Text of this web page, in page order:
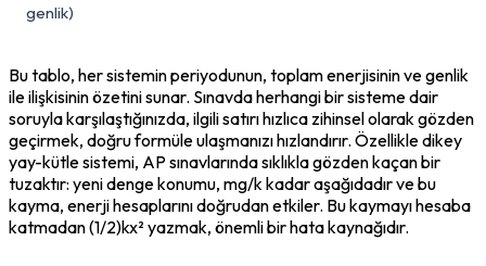
genlik)
Bu tablo, her sistemin periyodunun, toplam enerjisinin ve genlik
ile ilişkisinin özetini sunar. Sınavda herhangi bir sisteme dair
soruyla karşılaştığınızda, ilgili satırı hızlıca zihinsel olarak gözden
geçirmek, doğru formüle ulaşmanızı hızlandırır. Özellikle dikey
yay-kütle sistemi, AP sınavlarında sıklıkla gözden kaçan bir
tuzaktır: yeni denge konumu, mg/k kadar aşağıdadır ve bu
kayma, enerji hesaplarını doğrudan etkiler. Bu kaymayı hesaba
katmadan (1/2)kx² yazmak, önemli bir hata kaynağıdır.